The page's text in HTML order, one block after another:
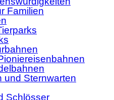
Familien
und Sternwarten
Schlösser